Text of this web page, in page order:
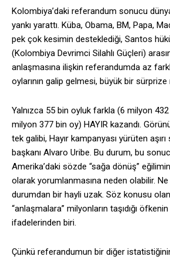
Kolombiya’daki referandum sonucu
yankı yarattı. Küba, Obama, BM, Papa,
pek çok kesimin desteklediği, Santos
(Kolombiya Devrimci Silahlı Güçleri)
anlaşmasına ilişkin referandumda az
oylarının galip gelmesi, büyük bir
Yalnızca 55 bin oyluk farkla (6 milyon
milyon 377 bin oy) HAYIR kazandı.
tek galibi, Hayır kampanyası yürüten
başkanı Alvaro Uribe. Bu durum, bu
Amerika’daki sözde “sağa dönüş”
olarak yorumlanmasına neden olabilir.
durumdan bir hayli uzak. Söz konusu
“anlaşmalara” milyonların taşıdığı
ifadelerinden biri.
Çünkü referandumun bir diğer